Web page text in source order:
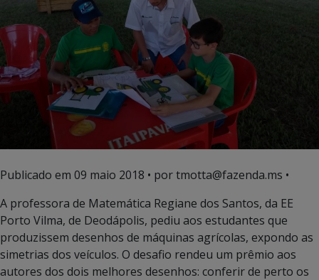
Publicado em 09 maio 2018 • por tmotta@fazenda.ms •
A professora de Matemática Regiane dos Santos, da EE
Porto Vilma, de Deodápolis, pediu aos estudantes que
produzissem desenhos de máquinas agrícolas, expondo as
simetrias dos veículos. O desafio rendeu um prêmio aos
autores dos dois melhores desenhos: conferir de perto os